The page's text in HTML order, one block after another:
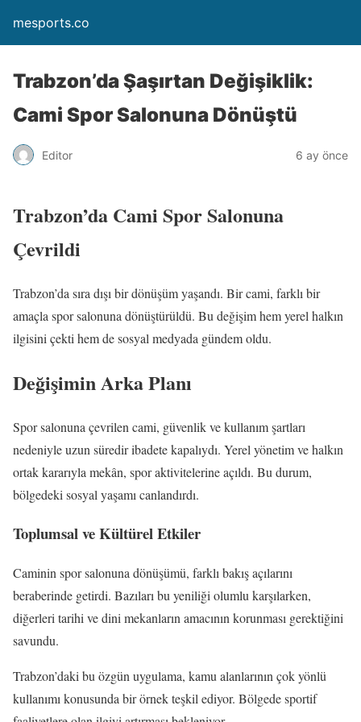
mesports.co
Trabzon’da Şaşırtan Değişiklik:
Cami Spor Salonuna Dönüştü
Editor 6 ay önce
Trabzon’da Cami Spor Salonuna
Çevrildi
Trabzon’da sıra dışı bir dönüşüm yaşandı. Bir cami, farklı bir
amaçla spor salonuna dönüştürüldü. Bu değişim hem yerel halkın
ilgisini çekti hem de sosyal medyada gündem oldu.
Değişimin Arka Planı
Spor salonuna çevrilen cami, güvenlik ve kullanım şartları
nedeniyle uzun süredir ibadete kapalıydı. Yerel yönetim ve halkın
ortak kararıyla mekân, spor aktivitelerine açıldı. Bu durum,
bölgedeki sosyal yaşamı canlandırdı.
Toplumsal ve Kültürel Etkiler
Caminin spor salonuna dönüşümü, farklı bakış açılarını
beraberinde getirdi. Bazıları bu yeniliği olumlu karşılarken,
diğerleri tarihi ve dini mekanların amacının korunması gerektiğini
savundu.
Trabzon’daki bu özgün uygulama, kamu alanlarının çok yönlü
kullanımı konusunda bir örnek teşkil ediyor. Bölgede sportif